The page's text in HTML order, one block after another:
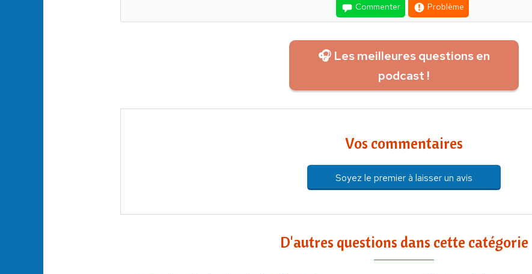
Commenter Problème
🎧 Les meilleures questions en
podcast !
Vos commentaires
Soyez le premier à laisser un avis
D'autres questions dans cette catégorie